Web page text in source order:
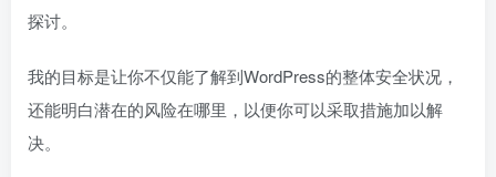
探讨。
我的目标是让你不仅能了解到WordPress的整体安全状况，
还能明白潜在的风险在哪里，以便你可以采取措施加以解
决。